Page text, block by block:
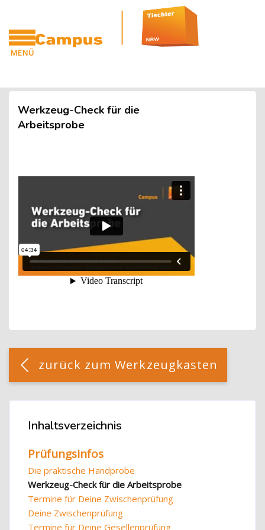
MENÜ
Zum Hauptinhalt
Blöcke
Blöcke
Werkzeug-Check für die
Arbeitsprobe
Blöcke
[Cocoon] Custom HTML überspringen
zurück zum Werkzeugkasten
Inhaltsverzeichnis überspringen
Inhaltsverzeichnis
Prüfungsinfos
Die praktische Handprobe
Werkzeug-Check für die Arbeitsprobe
Termine für Deine Zwischenprüfung
Deine Zwischenprüfung
Termine für Deine Gesellenprüfung